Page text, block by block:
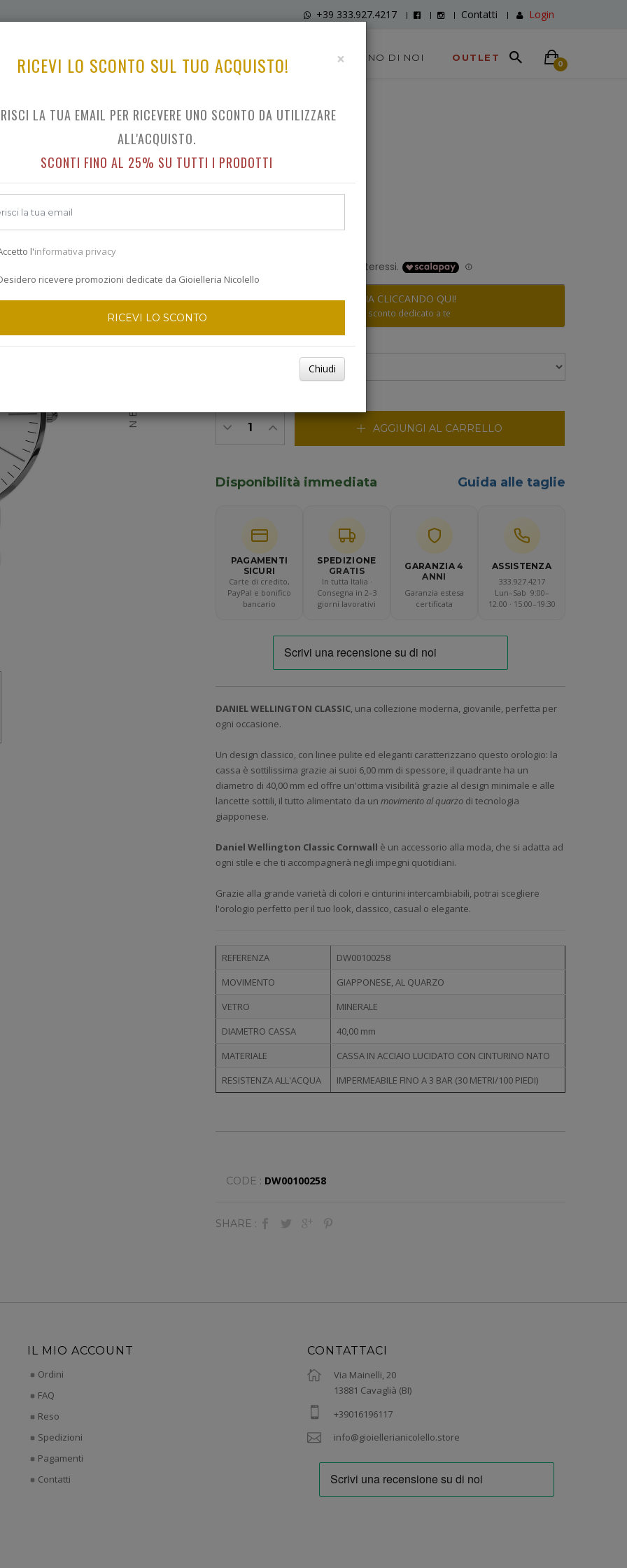
+39 333.927.4217 Contatti Login
DICONO DI NOI OUTLET
0
DANIEL WELLINGTON CLASSIC CORNWALL
NEXT
€ 159.00
RISPARMIA CLICCANDO QUI!
Scopri lo sconto dedicato a te
TAGLIA DEL CINTURINO
AGGIUNGI AL CARRELLO
Disponibilità immediata Guida alle taglie
PAGAMENTI
SICURI
Carte di credito,
PayPal e bonifico
bancario
SPEDIZIONE
GRATIS
In tutta Italia ·
Consegna in 2–3
giorni lavorativi
GARANZIA4
ANNI
Garanzia estesa
certificata
ASSISTENZA
333.927.4217
Lun–Sab 9:00–
12:00 · 15:00–19:30
DANIEL WELLINGTON CLASSIC, una collezione moderna, giovanile, perfetta per
ogni occasione.
Un design classico, con linee pulite ed eleganti caratterizzano questo orologio: la
cassa è sottilissima grazie ai suoi 6,00 mm di spessore, il quadrante ha un
diametro di 40,00 mm ed offre un'ottima visibilità grazie al design minimale e alle
lancette sottili, il tutto alimentato da un movimento al quarzo di tecnologia
giapponese.
Daniel Wellington Classic Cornwall è un accessorio alla moda, che si adatta ad
ogni stile e che ti accompagnerà negli impegni quotidiani.
Grazie alla grande varietà di colori e cinturini intercambiabili, potrai scegliere
l'orologio perfetto per il tuo look, classico, casual o elegante.
REFERENZA
DW00100258
MOVIMENTO
GIAPPONESE, AL QUARZO
VETRO
MINERALE
DIAMETRO CASSA
40,00 mm
MATERIALE
CASSA IN ACCIAIO LUCIDATO CON CINTURINO NATO
RESISTENZA ALL'ACQUA
IMPERMEABILE FINO A 3 BAR (30 METRI/100 PIEDI)
CODE : DW00100258
SHARE :
IL MIO ACCOUNT
Ordini
FAQ
Reso
Spedizioni
Pagamenti
Contatti
CONTATTACI
Via Mainelli, 20
13881 Cavaglià (BI)
+39016196117
info@gioiellerianicolello.store
×
RICEVI LO SCONTO SUL TUO ACQUISTO!
LA TUA EMAIL PER RICEVERE UNO SCONTO DA UTILIZZARE
ALL'ACQUISTO.
SCONTI FINO AL 25% SU TUTTI I PRODOTTI
l'informativa privacy
ricevere promozioni dedicate da Gioielleria Nicolello
RICEVI LO SCONTO
Chiudi